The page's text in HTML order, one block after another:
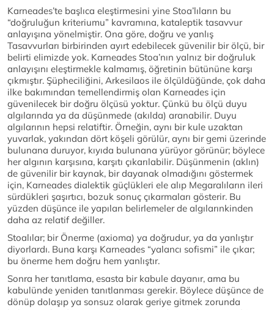
Karneades’te başlıca eleştirmesini yine Stoa’lıların bu
“doğruluğun kriteriumu” kavramına, kataleptik tasavvur
anlayışına yönelmiştir. Ona göre, doğru ve yanlış
Tasavvurları birbirinden ayırt edebilecek güvenilir bir ölçü, bir
belirti elimizde yok. Karneades Stoa’nın yalnız bir doğruluk
anlayışını eleştirmekle kalmamış, öğretinin bütününe karşı
çıkmıştır. Şüpheciliğini, Arkesilaos ile ölçüldüğünde, çok daha
ilke bakımından temellendirmiş olan Karneades için
güvenilecek bir doğru ölçüsü yoktur. Çünkü bu ölçü duyu
algılarında ya da düşünmede (akılda) aranabilir. Duyu
algılarının hepsi relatiftir. Örneğin, aynı bir kule uzaktan
yuvarlak, yakından dört köşeli görülür, aynı bir gemi üzerinde
bulunana duruyor, kıyıda bulunana yürüyor görünür; böylece
her algının karşısına, karşıtı çıkarılabilir. Düşünmenin (aklın)
de güvenilir bir kaynak, bir dayanak olmadığını göstermek
için, Karneades dialektik güçlükleri ele alıp Megaralıların ileri
sürdükleri şaşırtıcı, bozuk sonuç çıkarmaları gösterir. Bu
yüzden düşünce ile yapılan belirlemeler de algılarınkinden
daha az relatif değiller.
Stoalılar; bir Önerme (axioma) ya doğrudur, ya da yanlıştır
diyorlardı. Buna karşı Karneades “yalancı sofismi” ile çıkar;
bu önerme hem doğru hem yanlıştır.
Sonra her tanıtlama, esasta bir kabule dayanır, ama bu
kabulünde yeniden tanıtlanması gerekir. Böylece düşünce de
dönüp dolaşıp ya sonsuz olarak geriye gitmek zorunda